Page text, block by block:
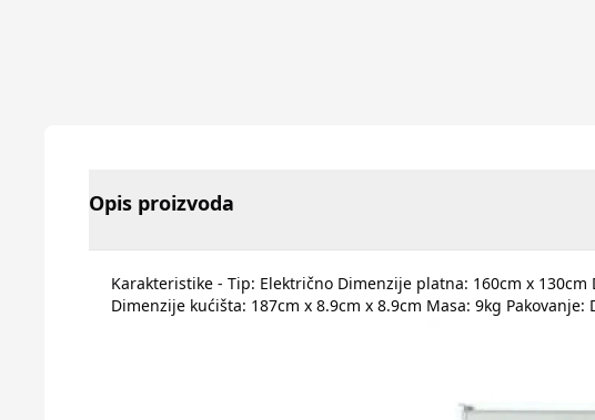
Opis proizvoda
Karakteristike - Tip: Električno Dimenzije platna: 160cm x
Dimenzije kućišta: 187cm x 8.9cm x 8.9cm Masa: 9kg